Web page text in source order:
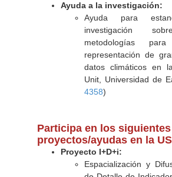
Ayuda a la investigación:
Ayuda para
investigación
metodologías
representación de
datos climáticos en
Unit, Universidad de
4358)
Participa en los siguientes
proyectos/ayudas en la
Proyecto I+D+i:
Espacialización y